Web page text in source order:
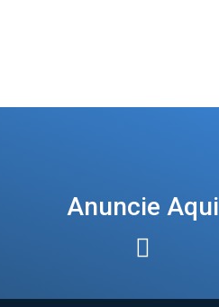
Anuncie Aqui